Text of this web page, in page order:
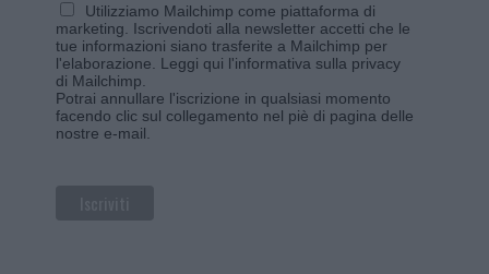
Utilizziamo Mailchimp come piattaforma di
marketing. Iscrivendoti alla newsletter accetti che le
tue informazioni siano trasferite a Mailchimp per
l'elaborazione. Leggi qui l'informativa sulla privacy
di Mailchimp
Potrai annullare l'iscrizione in qualsiasi momento
facendo clic sul collegamento nel piè di pagina delle
nostre e-mail.